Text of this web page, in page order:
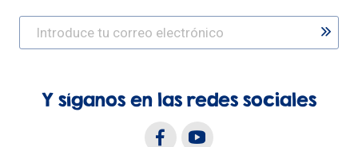
Y síganos en las redes sociales